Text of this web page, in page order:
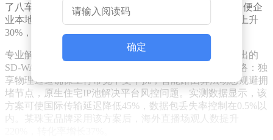
了八车道高速公路，却在出境处设置单行道检查站。"即便企
业本地带宽充足，国际节点拥塞仍会导致数据包丢失率上升
30%，直接引发画面卡顿与音画不同步。
专业解决方案正突破传统网络架构局限。某科技企业推出的
SD-WAN跨境专线系统，通过三项核心技术重构直播网络：独
享物理通道确保上行带宽不受干扰，智能路由算法动态规避拥
堵节点，原生住宅IP池解决平台风控问题。实测数据显示，该
方案可使国际传输延迟降低45%，数据包丢失率控制在0.5%以
内。某珠宝品牌采用该方案后，海外直播场观人数提升
确定